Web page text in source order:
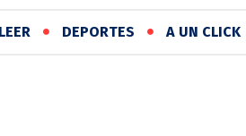
DEPORTES A UN CLICK